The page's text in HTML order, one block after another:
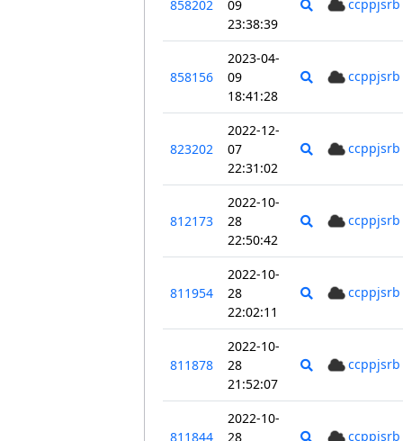
858202
09
23:38:39
ccppjsrb
858156
2023-04-
09
18:41:28
ccppjsrb
823202
2022-12-
07
22:31:02
ccppjsrb
812173
2022-10-
28
22:50:42
ccppjsrb
811954
2022-10-
28
22:02:11
ccppjsrb
811878
2022-10-
28
21:52:07
ccppjsrb
811844
2022-10-
28
ccppjsrb